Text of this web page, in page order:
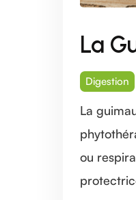
La
Digestion
La
ou